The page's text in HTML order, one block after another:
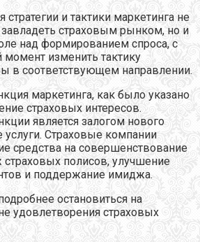
стратегии и тактики маркетинга не
страховым рынком, но и
над формированием спроса, с
изменить тактику
в соответствующем направлении.
маркетинга, как было указано
страховых интересов.
является залогом нового
услуги. Страховые компании
средства на совершенствование
страховых полисов, улучшение
и поддержание имиджа.
остановиться на
удовлетворения страховых